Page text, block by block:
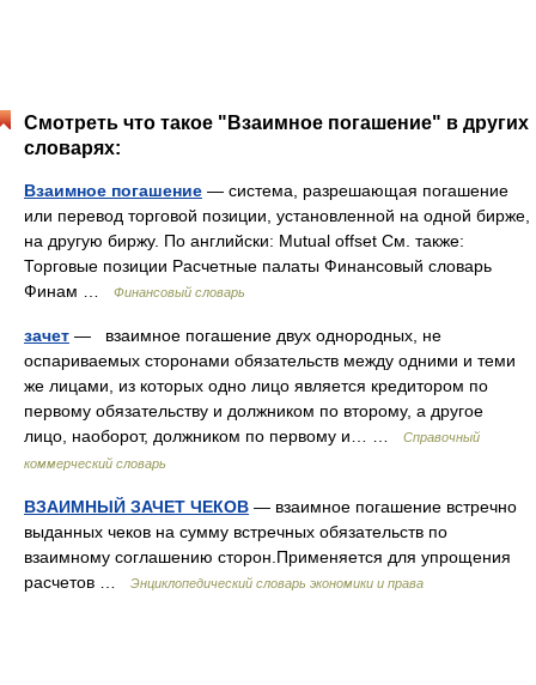
Смотреть что такое "Взаимное погашение" в других
словарях:
Взаимное погашение — система, разрешающая погашение
или перевод торговой позиции, установленной на одной бирже,
на другую биржу. По английски: Mutual offset См. также:
Торговые позиции Расчетные палаты Финансовый словарь
Финам …
Финансовый словарь
зачет — взаимное погашение двух однородных, не
оспариваемых сторонами обязательств между одними и теми
же лицами, из которых одно лицо является кредитором по
первому обязательству и должником по второму, а другое
лицо, наоборот, должником по первому и… …
Справочный
коммерческий словарь
ВЗАИМНЫЙ ЗАЧЕТ ЧЕКОВ — взаимное погашение встречно
выданных чеков на сумму встречных обязательств по
взаимному соглашению сторон.Применяется для упрощения
расчетов …
Энциклопедический словарь экономики и права